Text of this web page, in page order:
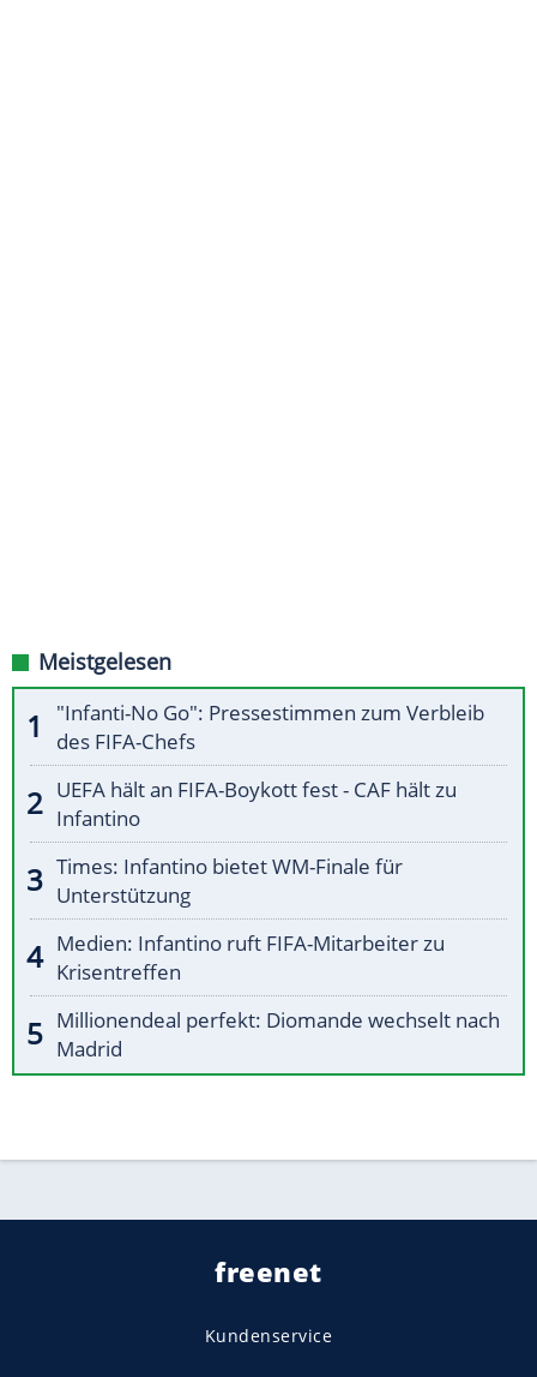
Meistgelesen
"Infanti-No Go": Pressestimmen zum Verbleib
des FIFA-Chefs
UEFA hält an FIFA-Boykott fest - CAF hält zu
Infantino
Times: Infantino bietet WM-Finale für
Unterstützung
Medien: Infantino ruft FIFA-Mitarbeiter zu
Krisentreffen
Millionendeal perfekt: Diomande wechselt nach
Madrid
freenet
Kundenservice